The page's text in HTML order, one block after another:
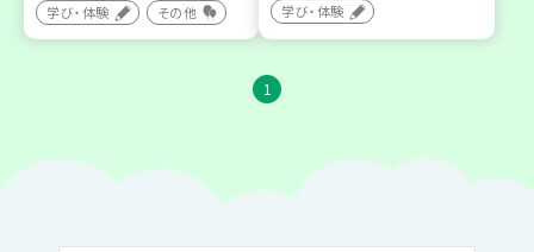
学び・体験
その他
学び・体験
1